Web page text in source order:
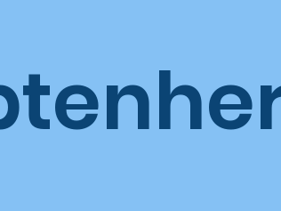
in einigen